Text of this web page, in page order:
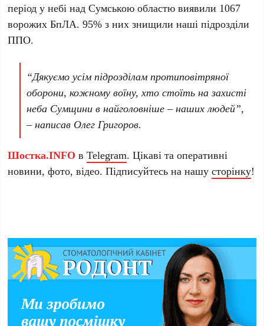
період у небі над Сумською областю виявили 1067
ворожих БпЛА. 95% з них знищили наші підрозділи
ППО.
“Дякуємо усім підрозділам протиповітряної
оборони, кожному воїну, хто стоїть на захисті
неба Сумщини в найголовніше – наших людей”,
– написав Олег Григоров.
Шостка.INFO вTelegram. Цікаві та оперативні
новини, фото, відео. Підписуйтесь на нашусторінку!